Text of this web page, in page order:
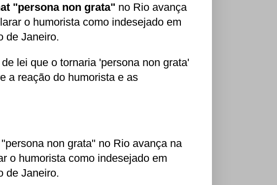
"persona non grata" no Rio avança
o humorista como indesejado em
de Janeiro.
lei que o tornaria 'persona non grata'
a reação do humorista e as
non grata" no Rio avança na
o humorista como indesejado em
de Janeiro.